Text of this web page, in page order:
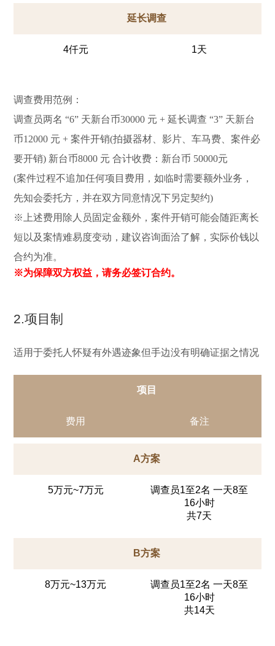
延长调查
4仟元 1天
调查费用范例：
调查员两名 “6” 天新台币30000 元 + 延长调查 “3” 天新台
币12000 元 + 案件开销(拍摄器材、影片、车马费、案件必
要开销) 新台币8000 元 合计收费：新台币 50000元
(案件过程不追加任何项目费用，如临时需要额外业务，
先知会委托方，并在双方同意情况下另定契约)
※上述费用除人员固定金额外，案件开销可能会随距离长
短以及案情难易度变动，建议咨询面洽了解，实际价钱以
合约为准。
※为保障双方权益，请务必签订合约。
2.项目制
适用于委托人怀疑有外遇迹象但手边没有明确证据之情况
项目
费用 备注
A方案
5万元~7万元
调查员1至2名 一天8至
16小时
共7天
B方案
8万元~13万元
调查员1至2名 一天8至
16小时
共14天